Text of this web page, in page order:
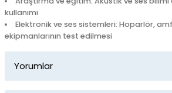
kullanımı
Elektronik ve ses sistemleri: Hoparlör,
ekipmanlarının test edilmesi
Yorumlar